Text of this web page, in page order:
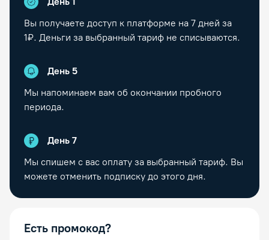
Вы получаете доступ к платформе на 7 дней за
1₽. Деньги за выбранный тариф не списываются.
День 5
Мы напоминаем вам об окончании пробного
периода.
День 7
Мы спишем с вас оплату за выбранный тариф. Вы
можете отменить подписку до этого дня.
Есть промокод?